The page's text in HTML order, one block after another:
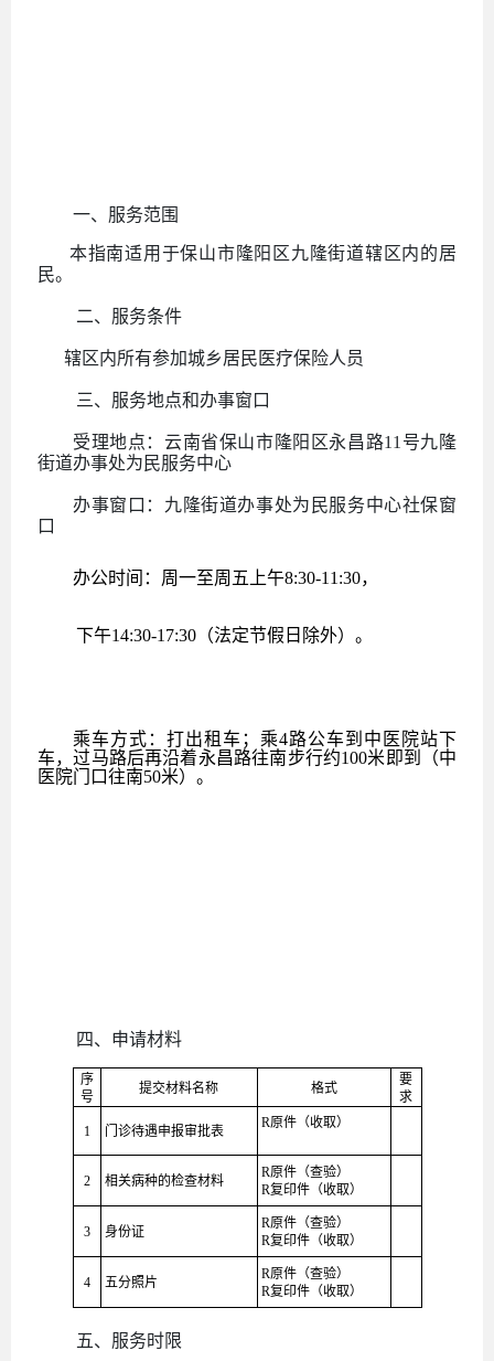
一、服务范围
本指南适用于保山市隆阳区九隆街道辖区内的居
民。
二、服务条件
辖区内所有参加城乡居民医疗保险人员
三、服务地点和办事窗口
受理地点： 云南省保山市隆阳区永昌路11号九隆
街道办事处为民服务中心
办事窗口： 九隆街道办事处为民服务中心社保窗
口
办公时间 ： 周一至周五上午8:30-11:30，
下午14:30-17:30（法定节假日除外）。
乘车方式：打出租车 ； 乘4路公车到中医院站下
车，过马路后再沿着永昌路往南步行约100米即到 （中
医院门口往南50米） 。
四、 申请材料
序
号
提交材料名称 格式
要
求
1 门诊待遇申报审批表
R原件（收取）
2 相关病种的检查材料
R原件（查验）
R复印件（收取）
3 身份证
R原件（查验）
R复印件（收取）
4 五分照片
R原件（查验）
R复印件（收取）
五、服务时限